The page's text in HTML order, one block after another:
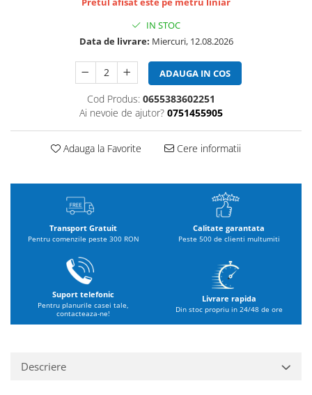
IN STOC
Data de livrare: Miercuri, 12.08.2026
ADAUGA IN COS
Cod Produs: 0655383602251
Ai nevoie de ajutor? 0751455905
Adauga la Favorite Cere informatii
Transport Gratuit
Pentru comenzile peste 300 RON
Calitate garantata
Peste 500 de clienti multumiti
Suport telefonic
Pentru planurile casei tale,
contacteaza-ne!
Livrare rapida
Din stoc propriu in 24/48 de ore
Descriere